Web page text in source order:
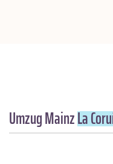
Umzug MainzLa